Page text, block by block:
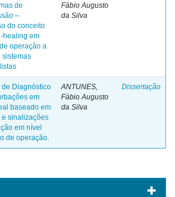
de
–
do conceito
healing em
operação a
sistemas
Fábio Augusto
da Silva
de Diagnóstico
em
baseado em
e sinalizações
em nível
de operação.
ANTUNES,
Fábio Augusto
da Silva
Dissertação